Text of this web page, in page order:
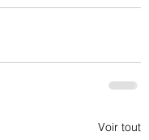
Voir tout